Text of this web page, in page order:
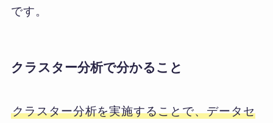
です。
クラスター分析で分かること
クラスター分析を実施することで、データセ